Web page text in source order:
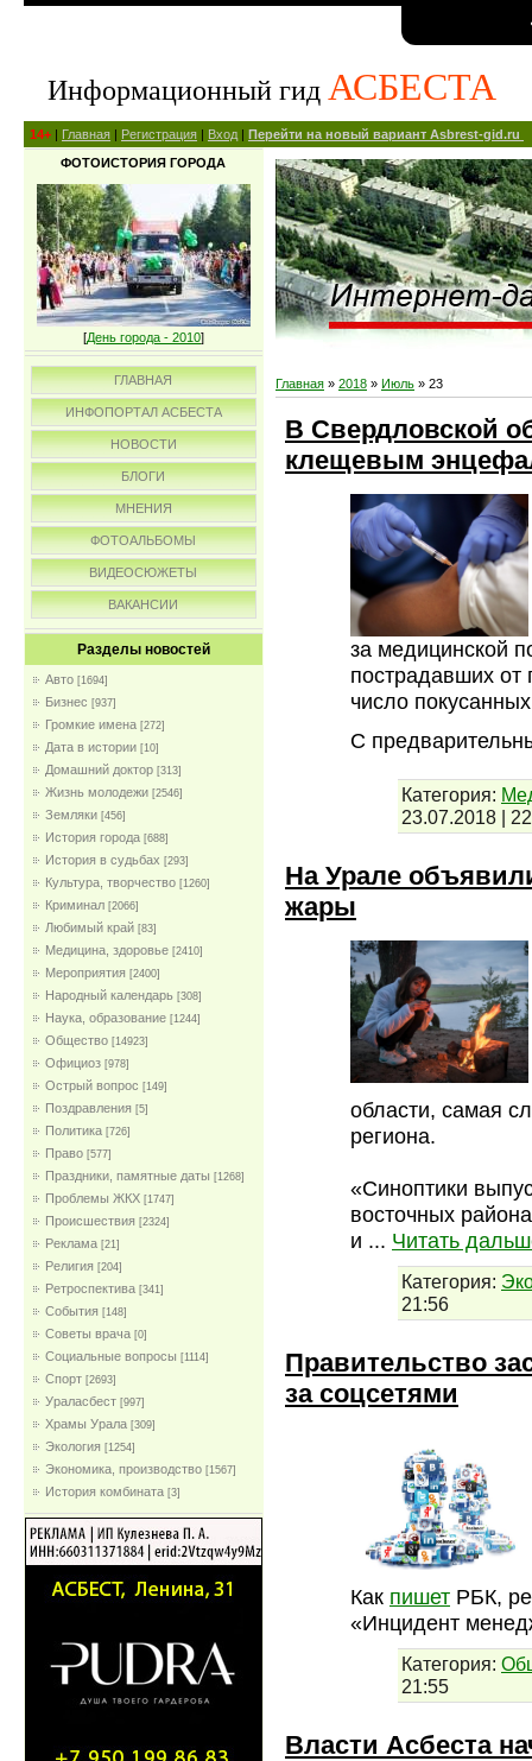
Информационный гид АСБЕСТА
14+ | Главная | Регистрация | Вход | Перейти на новый вариант Asbrest-gid.ru
ФОТОИСТОРИЯ ГОРОДА
[День города - 2010]
ГЛАВНАЯ
ИНФОПОРТАЛ АСБЕСТА
НОВОСТИ
БЛОГИ
МНЕНИЯ
ФОТОАЛЬБОМЫ
ВИДЕОСЮЖЕТЫ
ВАКАНСИИ
Разделы новостей
Авто [1694]
Бизнес [937]
Громкие имена [272]
Дата в истории [10]
Домашний доктор [313]
Жизнь молодежи [2546]
Земляки [456]
История города [688]
История в судьбах [293]
Культура, творчество [1260]
Криминал [2066]
Любимый край [83]
Медицина, здоровье [2410]
Мероприятия [2400]
Народный календарь [308]
Наука, образование [1244]
Общество [14923]
Официоз [978]
Острый вопрос [149]
Поздравления [5]
Политика [726]
Право [577]
Праздники, памятные даты [1268]
Проблемы ЖКХ [1747]
Проиcшествия [2324]
Реклама [21]
Религия [204]
Ретроспектива [341]
События [148]
Советы врача [0]
Социальные вопросы [1114]
Спорт [2693]
Ураласбест [997]
Храмы Урала [309]
Экология [1254]
Экономика, производство [1567]
История комбината [3]
Главная » 2018 » Июль » 23
В Свердловской
клещевым
за медицинской
пострадавших от
число
С
Категория:
23.07.2018 |
На Урале
жары
области, самая
региона.
«Синоптики
восточных
и ... Читать
Категория:
21:56
Правительство
за соцсетями
Как пишет РБК,
«Инцидент
Категория:
21:55
Власти Асбеста